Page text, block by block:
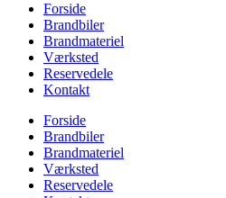
Forside
Brandbiler
Brandmateriel
Værksted
Reservedele
Kontakt
Forside
Brandbiler
Brandmateriel
Værksted
Reservedele